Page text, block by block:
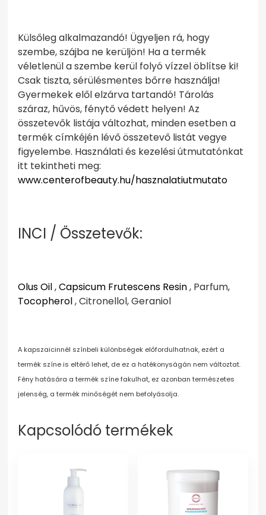
Külsőleg alkalmazandó! Ügyeljen rá, hogy
szembe, szájba ne kerüljön! Ha a termék
véletlenül a szembe kerül folyó vízzel öblítse ki!
Csak tiszta, sérülésmentes bőrre használja!
Gyermekek elől elzárva tartandó! Tárolás
száraz, hűvös, fénytő védett helyen! Az
összetevők listája változhat, minden esetben a
termék címkéjén lévő összetevő listát vegye
figyelembe. Használati és kezelési útmutatónkat
itt tekintheti meg:
www.centerofbeauty.hu/hasznalatiutmutato
INCI / Összetevők:
Olus Oil,Capsicum Frutescens Resin, Parfum,
Tocopherol, Citronellol, Geraniol
A kapszaicinnél színbeli különbségek előfordulhatnak, ezért a
termék színe is eltérő lehet, de ez a hatékonyságán nem változtat.
Fény hatására a termék színe fakulhat, ez azonban természetes
jelenség, a termék minőségét nem befolyásolja.
Kapcsolódó termékek